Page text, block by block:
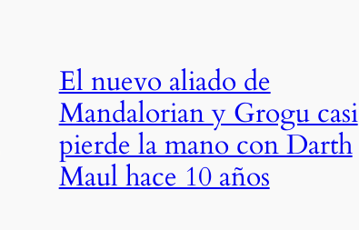
El nuevo aliado de
Mandalorian y Grogu casi
pierde la mano con Darth
Maul hace 10 años